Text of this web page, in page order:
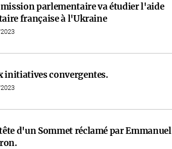
parlementaire va étudier l'aide
française à l'Ukraine
initiatives convergentes.
d'un Sommet réclamé par Emmanuel